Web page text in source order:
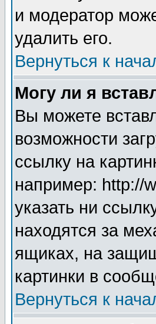
и модератор
удалить его.
Вернуться к
Могу ли я
Вы можете
возможности
ссылку на
например: http://
указать ни
находятся за
ящиках, на
картинки в
Вернуться к